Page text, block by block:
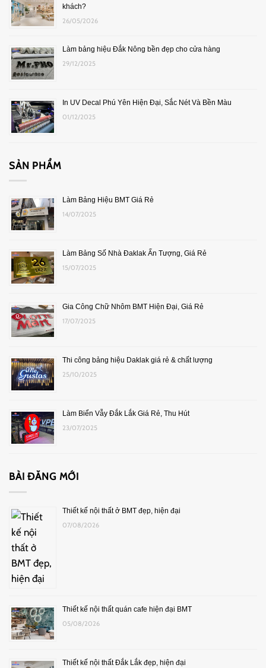
khách?
26/05/2026
Làm bảng hiệu Đắk Nông bền đẹp cho cửa hàng
29/12/2025
In UV Decal Phú Yên Hiện Đại, Sắc Nét Và Bền Màu
01/12/2025
SẢN PHẨM
Làm Bảng Hiệu BMT Giá Rẻ
14/07/2025
Làm Bảng Số Nhà Đaklak Ấn Tượng, Giá Rẻ
15/07/2025
Gia Công Chữ Nhôm BMT Hiện Đại, Giá Rẻ
17/07/2025
Thi công bảng hiệu Daklak giá rẻ & chất lượng
25/10/2025
Làm Biển Vẫy Đắk Lắk Giá Rẻ, Thu Hút
23/07/2025
BÀI ĐĂNG MỚI
Thiết kế nội thất ở BMT đẹp, hiện đại
07/08/2026
Thiết kế nội thất quán cafe hiện đại BMT
05/08/2026
Thiết kế nội thất Đắk Lắk đẹp, hiện đại